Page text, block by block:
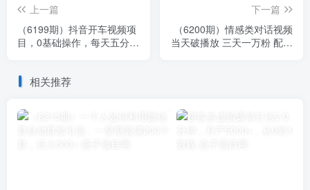
上一篇
（6199期）抖音开车视频项
目，0基础操作，每天五分
下一篇
（6200期）情感类对话视频
当天破播放 三天一万粉 配合
相关推荐